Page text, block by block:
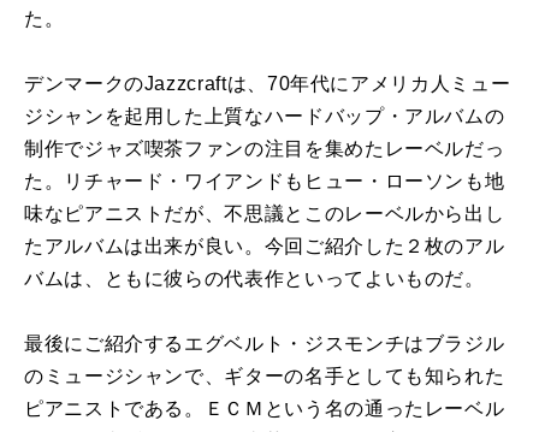
た。
デンマークのJazzcraftは、70年代にアメリカ人ミュー
ジシャンを起用した上質なハードバップ・アルバムの
制作でジャズ喫茶ファンの注目を集めたレーベルだっ
た。リチャード・ワイアンドもヒュー・ローソンも地
味なピアニストだが、不思議とこのレーベルから出し
たアルバムは出来が良い。今回ご紹介した２枚のアル
バムは、ともに彼らの代表作といってよいものだ。
最後にご紹介するエグベルト・ジスモンチはブラジル
のミュージシャンで、ギターの名手としても知られた
ピアニストである。ＥＣＭという名の通ったレーベル